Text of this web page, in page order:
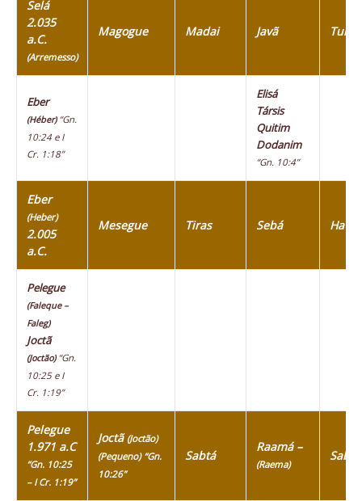
Selá
2.035
a.C.
(Arremesso)
Magogue Madai Javã Tubal
Eber
(Héber) “Gn.
10:24 e I
Cr. 1:18”
Elisá
Társis
Quitim
Dodanim
“Gn. 10:4”
Eber
(Heber)
2.005
a.C.
Mesegue Tiras Sebá Havilá
Pelegue
(Faleque –
Faleg)
Joctã
(Joctão) “Gn.
10:25 e I
Cr. 1:19”
Pelegue
1.971 a.C
“Gn. 10:25
– I Cr. 1:19”
Joctã (Joctão)
(Pequeno) “Gn.
10:26”
Sabtá
Raamá –
(Raema)